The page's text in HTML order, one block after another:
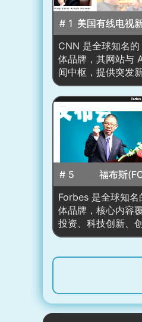
# 1 美国有线电视
CNN 是全球知名
体品牌，其网站与
闻中枢，提供突发
商业财经、科技、
育、生活方式等多
以“滚动更新+深度
事”为核心，整合文
析、互动图表、数
频、直播与专题页
多语言分发覆盖全
用“新闻枢纽”工作
区、即时要闻卡片
天最重要的信息，
International、
CNN Sport、CNN
# 5
福布斯
Forbes 是全球知名
体品牌，核心内容
投资、科技创新、
力等领域。网站以
同时设有 Money
Leadership、